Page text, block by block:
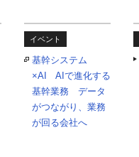
イベント
基幹システム
×AI AIで進化する
基幹業務 データ
がつながり、業務
が回る会社へ